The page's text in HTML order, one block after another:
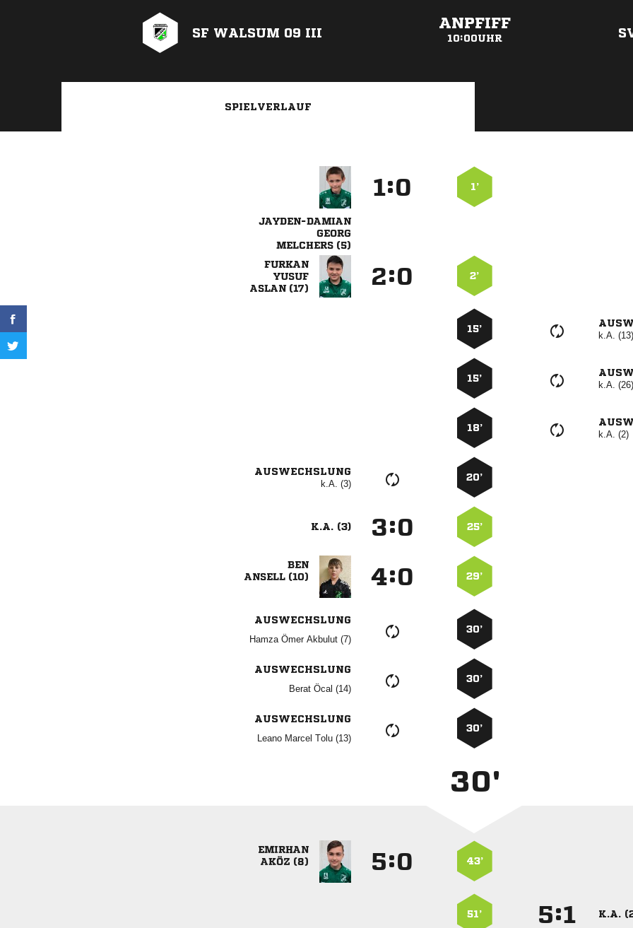
SF WALSUM 09 III
ANPFIFF
10:00UHR
SPIELVERLAUF


 
: 1’


 
: 2’
15’
k.A. (13)
15’
k.A. (26)
18’
k.A. (2)
AUSWECHSLUNG
k.A. (3)
20’
K.A. (3) : 25’

 
: 29’
AUSWECHSLUNG
   
30’
AUSWECHSLUNG
  
30’
AUSWECHSLUNG
   
30’
30'

 
: 43’
51’ : K.A.